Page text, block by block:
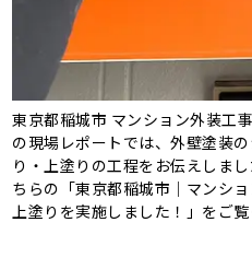
東京都稲城市 マンション外装工
の現場レポートでは、外壁塗装
り・上塗りの工程をお伝えしま
ちらの「東京都稲城市｜マンシ
上塗りを実施しました！」をご覧